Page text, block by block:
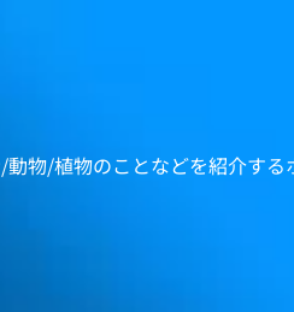
物/植物のことなどを紹介する